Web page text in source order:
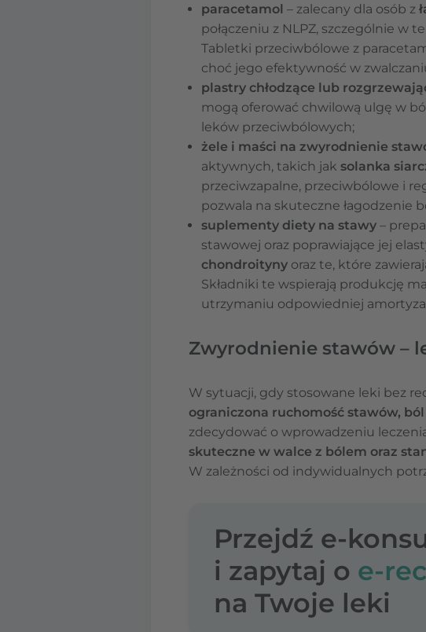
paracetamol – zalecany dla osób z
połączeniu z NLPZ, szczególnie w
Tabletki przeciwbólowe z
choć jego efektywność w
plastry chłodzące lub
mogą oferować chwilową ulgę w
leków przeciwbólowych;
żele i maści na zwyrodnienie
aktywnych, takich jak solanka
przeciwzapalne, przeciwbólowe i
pozwala na skuteczne łagodzenie
suplementy diety na stawy –
stawowej oraz poprawiające jej
chondroityny oraz te, które
Składniki te wspierają produkcję
utrzymaniu odpowiedniej
Zwyrodnienie stawów –
W sytuacji, gdy stosowane leki bez
ograniczona ruchomość stawów,
zdecydować o wprowadzeniu
skuteczne w walce z bólem oraz
W zależności od indywidualnych
Przejdź e-
i zapytaj o e-
na Twoje leki